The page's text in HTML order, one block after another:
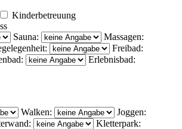
Kinderbetreuung
Sauna:
Massagen:
Freibad:
Erlebnisbad:
Walken:
Joggen:
Kletterpark: